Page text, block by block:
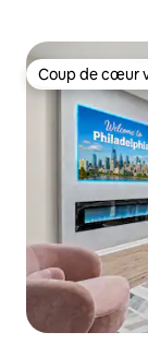
Coup de cœur
Coup de cœur